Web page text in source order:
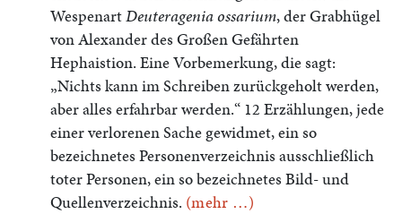
WespenartDeuteragenia ossarium, der Grabhügel
von Alexander des Großen Gefährten
Hephaistion. Eine Vorbemerkung, die sagt:
„Nichts kann im Schreiben zurückgeholt werden,
aber alles erfahrbar werden.“ 12 Erzählungen, jede
einer verlorenen Sache gewidmet, ein so
bezeichnetes Personenverzeichnis ausschließlich
toter Personen, ein so bezeichnetes Bild- und
Quellenverzeichnis. (mehr …)